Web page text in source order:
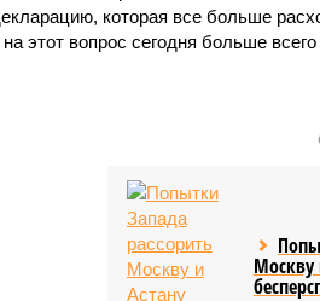
которая все больше
этот вопрос сегодня больше всего
Москву